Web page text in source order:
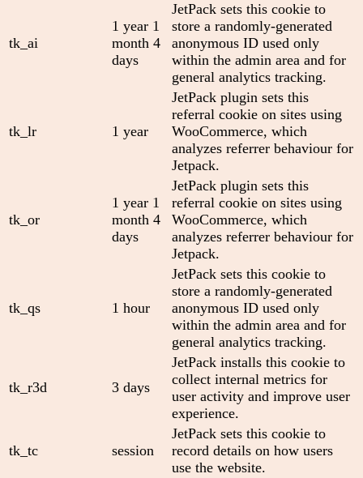
tk_ai
1 year 1
month 4
days
JetPack sets this cookie to
store a randomly-generated
anonymous ID used only
within the admin area and for
general analytics tracking.
tk_lr 1 year
JetPack plugin sets this
referral cookie on sites using
WooCommerce, which
analyzes referrer behaviour for
Jetpack.
tk_or
1 year 1
month 4
days
JetPack plugin sets this
referral cookie on sites using
WooCommerce, which
analyzes referrer behaviour for
Jetpack.
tk_qs 1 hour
JetPack sets this cookie to
store a randomly-generated
anonymous ID used only
within the admin area and for
general analytics tracking.
tk_r3d 3 days
JetPack installs this cookie to
collect internal metrics for
user activity and improve user
experience.
tk_tc session
JetPack sets this cookie to
record details on how users
use the website.